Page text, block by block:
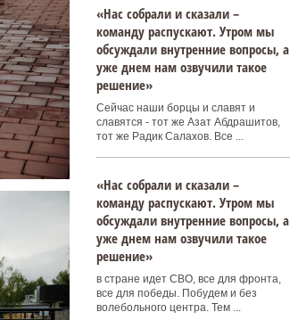
«Нас собрали и сказали –
команду распускают. Утром мы
обсуждали внутренние вопросы, а
уже днем нам озвучили такое
решение»
Сейчас наши борцы и славят и
славятся - тот же Азат Абдрашитов,
тот же Радик Салахов. Все ...
«Нас собрали и сказали –
команду распускают. Утром мы
обсуждали внутренние вопросы, а
уже днем нам озвучили такое
решение»
в стране идет СВО, все для фронта,
все для победы. Побудем и без
волебольного центра. Тем ...